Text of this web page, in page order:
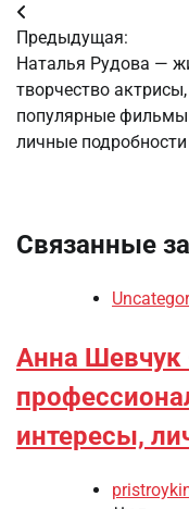
Навигация
по
записям
Предыдущая:
Наталья Рудова —
творчество актрисы,
популярные
личные подробности
Связанные
Анна Шевчук
интересы,